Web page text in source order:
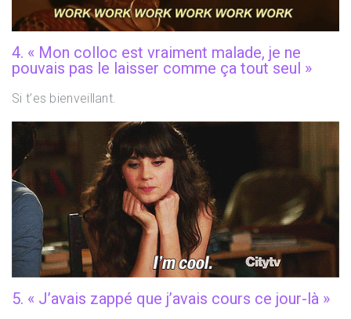
4. « Mon colloc est vraiment malade, je ne
pouvais pas le laisser comme ça tout seul »
Si t’es bienveillant.
5. « J’avais zappé que j’avais cours ce jour-là »